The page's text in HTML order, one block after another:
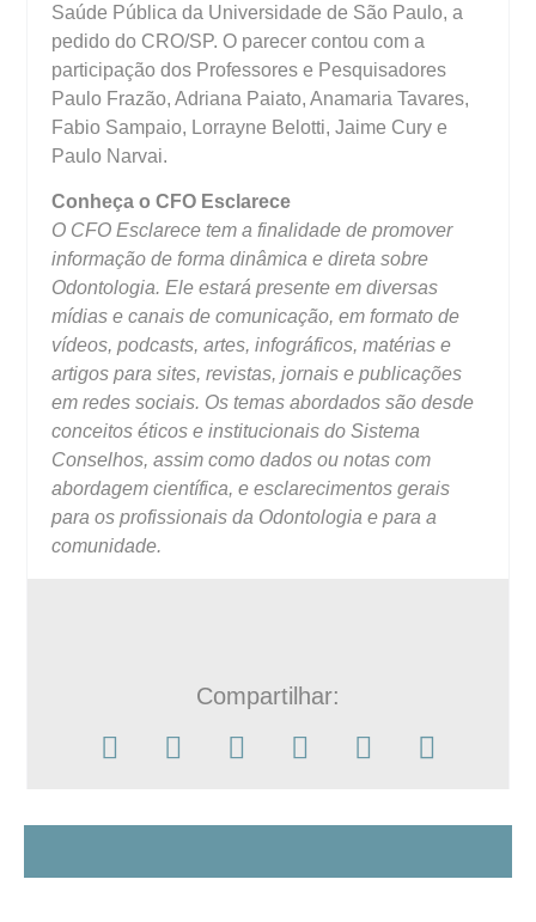
Saúde Pública da Universidade de São Paulo, a
pedido do CRO/SP. O parecer contou com a
participação dos Professores e Pesquisadores
Paulo Frazão, Adriana Paiato, Anamaria Tavares,
Fabio Sampaio, Lorrayne Belotti, Jaime Cury e
Paulo Narvai.
Conheça o CFO Esclarece
O CFO Esclarece tem a finalidade de promover
informação de forma dinâmica e direta sobre
Odontologia. Ele estará presente em diversas
mídias e canais de comunicação, em formato de
vídeos, podcasts, artes, infográficos, matérias e
artigos para sites, revistas, jornais e publicações
em redes sociais. Os temas abordados são desde
conceitos éticos e institucionais do Sistema
Conselhos, assim como dados ou notas com
abordagem científica, e esclarecimentos gerais
para os profissionais da Odontologia e para a
comunidade.
Compartilhar: